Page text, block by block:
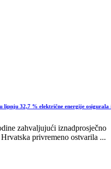
lipnju 32,7 % električne energije osigurala
zahvaljujući iznadprosječno
privremeno ostvarila ...